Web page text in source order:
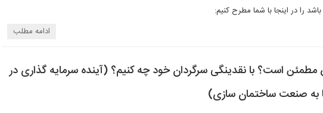
را در اینجا با شما مطرح کنیم:
ادامه مطلب
مطمئن است؟ با نقدینگی سرگردان خود چه کنیم؟ (آینده سرمایه گذاری در
به صنعت ساختمان سازی)